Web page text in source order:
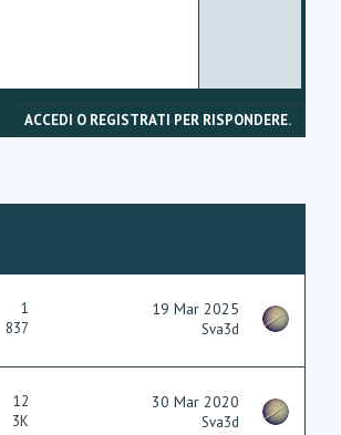
o
t
ACCEDI O REGISTRATI PER RISPONDERE.
1
837
19 Mar 2025
Sva3d
12
3K
30 Mar 2020
Sva3d